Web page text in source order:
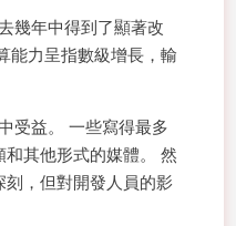
幾年中得到了顯著改
能力呈指數級增長，輸
受益。 一些寫得最多
其他形式的媒體。 然
，但對開發人員的影